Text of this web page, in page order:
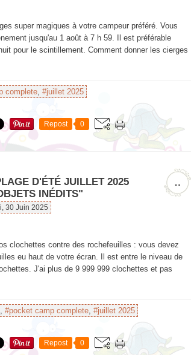
super magiques à votre campeur préféré. Vous
jusqu'au 1 août à 7 h 59. Il est préférable
pour le scintillement. Comment donner les cierges
complete, #juillet 2025
Repost 0
…
D'ÉTÉ JUILLET 2025
INÉDITS"
30 Juin 2025
clochettes contre des rochefeuilles : vous devez
eu haut de votre écran. Il est entre le niveau de
J'ai plus de 9 999 999 clochettes et pas
, #pocket camp complete, #juillet 2025
Repost 0